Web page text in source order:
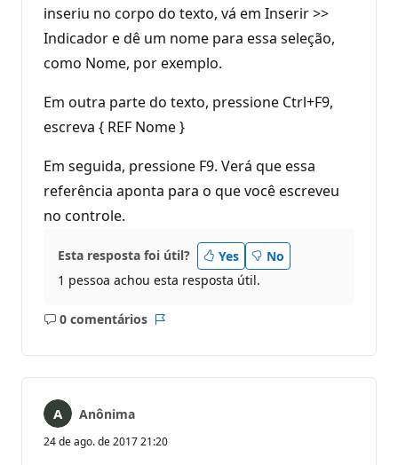
inseriu no corpo do texto, vá em Inserir >>
Indicador e dê um nome para essa seleção,
como Nome, por exemplo.
Em outra parte do texto, pressione Ctrl+F9,
escreva { REF Nome }
Em seguida, pressione F9. Verá que essa
referência aponta para o que você escreveu
no controle.
Esta resposta foi útil? Yes
No
1 pessoa achou esta resposta útil.
0 comentários
Sem
Anônima
24 de ago. de 2017 21:20